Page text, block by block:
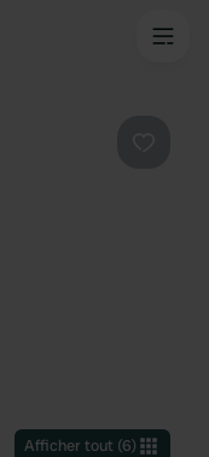
Afficher tout(6)